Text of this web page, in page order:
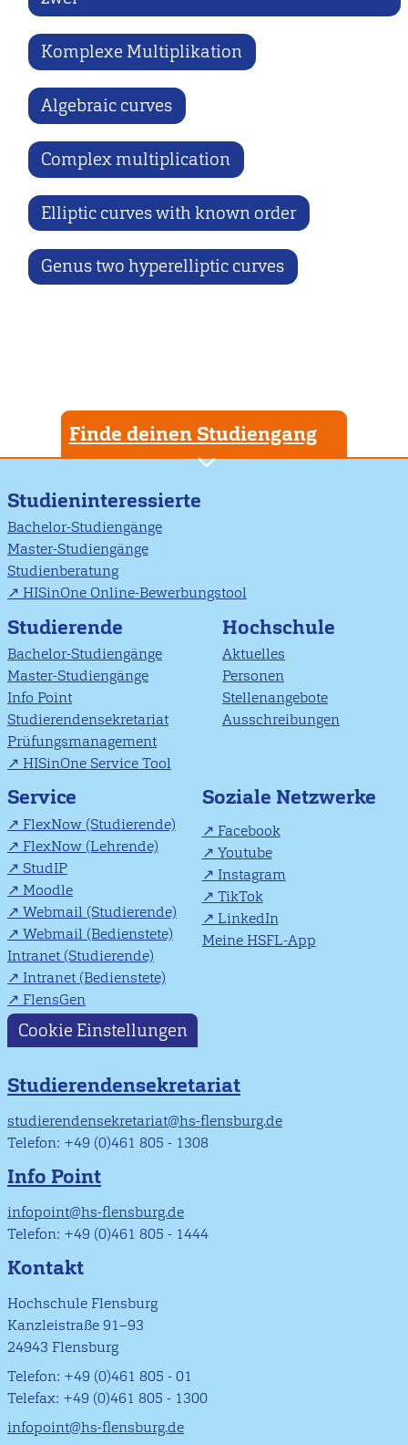
Komplexe Multiplikation
Algebraic curves
Complex multiplication
Elliptic curves with known order
Genus two hyperelliptic curves
Finde deinen Studiengang
Studieninteressierte
Bachelor-Studiengänge
Master-Studiengänge
Studienberatung
HISinOne Online-Bewerbungstool
Studierende
Bachelor-Studiengänge
Master-Studiengänge
Info Point
Studierendensekretariat
Prüfungsmanagement
HISinOne Service Tool
Hochschule
Aktuelles
Personen
Stellenangebote
Ausschreibungen
Service
FlexNow (Studierende)
FlexNow (Lehrende)
StudIP
Moodle
Webmail (Studierende)
Webmail (Bedienstete)
Intranet (Studierende)
Intranet (Bedienstete)
FlensGen
Soziale Netzwerke
Facebook
Youtube
Instagram
TikTok
LinkedIn
Meine HSFL-App
Cookie Einstellungen
Studierendensekretariat
studierendensekretariat@hs-flensburg.de
Telefon: +49 (0)461 805 - 1308
Info Point
infopoint@hs-flensburg.de
Telefon: +49 (0)461 805 - 1444
Kontakt
Hochschule Flensburg
Kanzleistraße 91–93
24943 Flensburg
Telefon: +49 (0)461 805 - 01
Telefax: +49 (0)461 805 - 1300
infopoint@hs-flensburg.de